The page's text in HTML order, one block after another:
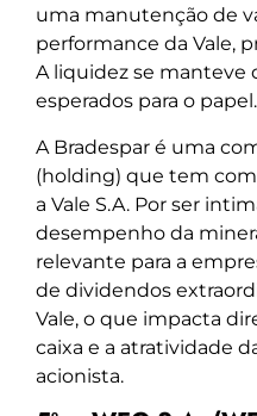
uma manutenção de
performance da Vale,
A liquidez se manteve
esperados para o papel.
A Bradespar é uma
(holding) que tem
a Vale S.A. Por ser
desempenho da
relevante para a
de dividendos
Vale, o que impacta
caixa e a atratividade
acionista.